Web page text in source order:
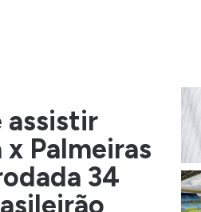
assistir
x Palmeiras
34